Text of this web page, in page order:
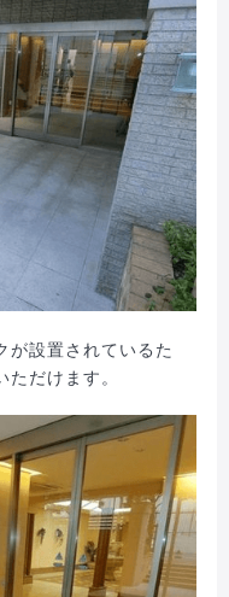
が設置されているた
だけます。